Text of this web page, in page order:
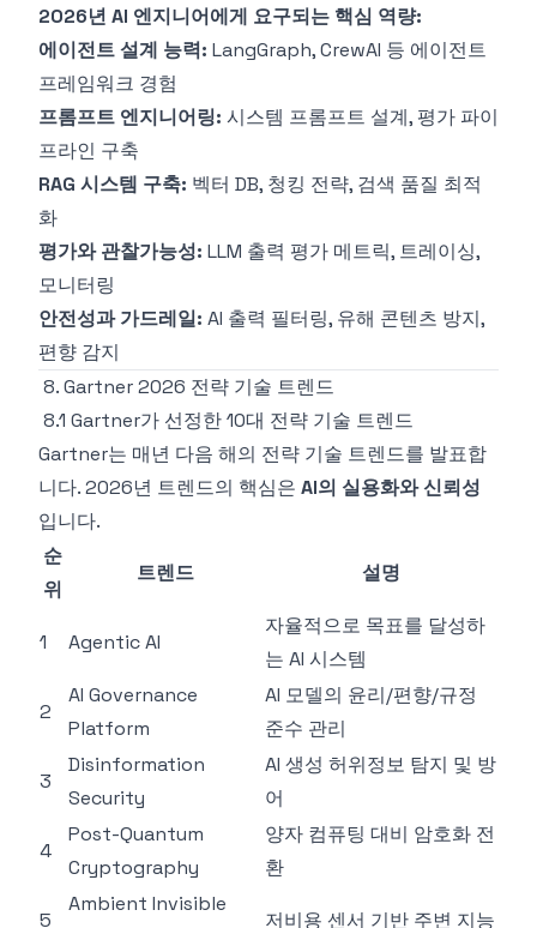
2026년 AI 엔지니어에게 요구되는 핵심 역량:
에이전트 설계 능력: LangGraph, CrewAI 등 에이전트
프레임워크 경험
프롬프트 엔지니어링: 시스템 프롬프트 설계, 평가 파이
프라인 구축
RAG 시스템 구축: 벡터 DB, 청킹 전략, 검색 품질 최적
화
평가와 관찰가능성: LLM 출력 평가 메트릭, 트레이싱,
모니터링
안전성과 가드레일: AI 출력 필터링, 유해 콘텐츠 방지,
편향 감지
8. Gartner 2026 전략 기술 트렌드
8.1 Gartner가 선정한 10대 전략 기술 트렌드
Gartner는 매년 다음 해의 전략 기술 트렌드를 발표합
니다. 2026년 트렌드의 핵심은 AI의 실용화와 신뢰성
입니다.
순
위
트렌드 설명
1 Agentic AI
자율적으로 목표를 달성하
는 AI 시스템
2
AI Governance
Platform
AI 모델의 윤리/편향/규정
준수 관리
3
Disinformation
Security
AI 생성 허위정보 탐지 및 방
어
4
Post-Quantum
Cryptography
양자 컴퓨팅 대비 암호화 전
환
5
Ambient Invisible
저비용 센서 기반 주변 지능